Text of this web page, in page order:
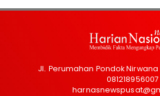
Jl. Perumahan Pondok
081218956007